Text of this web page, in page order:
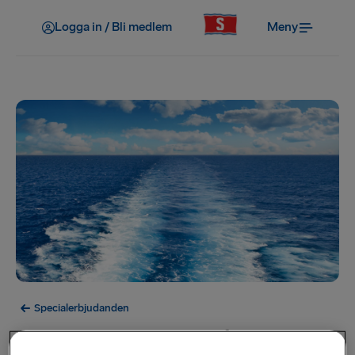
Logga in / Bli medlem Meny
Specialerbjudanden
Erbjudandet har utgått